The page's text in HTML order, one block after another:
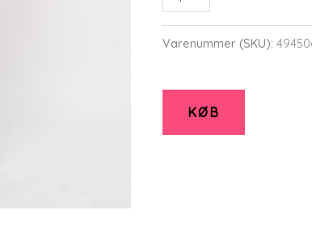
-
Black
Varenummer (SKU):
KØB